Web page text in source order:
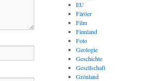
EU
Färöer
Film
Finnland
Foto
Geologie
Geschichte
Gesellschaft
Grönland